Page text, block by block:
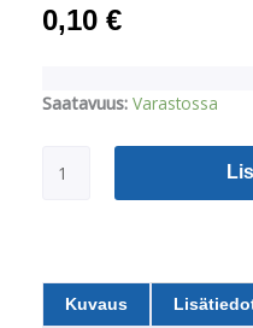
0,10 €
Saatavuus: Varastossa
Traktaatti:
Quran
Death
andKuvaus